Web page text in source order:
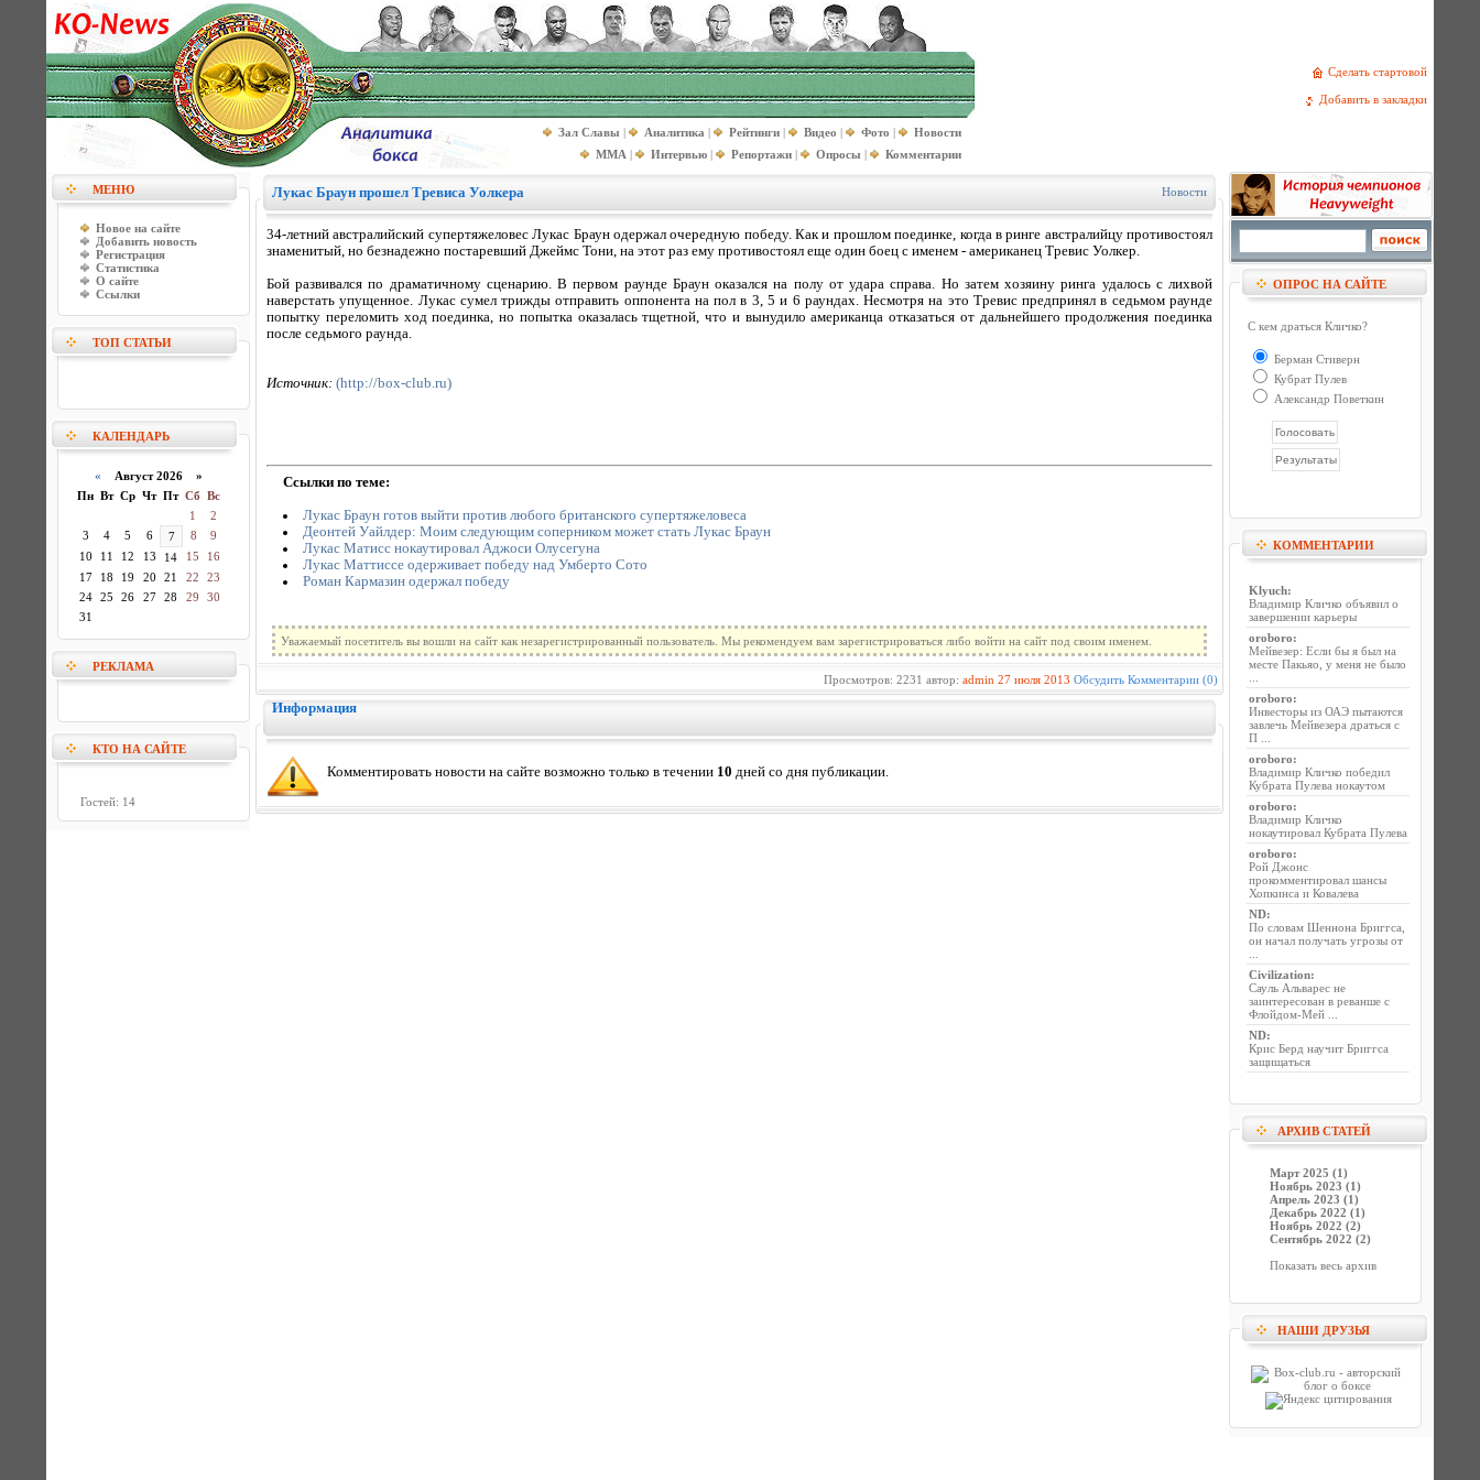
Сделать стартовой
Добавить в закладки
Зал Славы | Аналитика | Рейтинги | Видео | Фото |
Новости
MMA | Интервью | Репортажи | Опросы | Комментарии
МЕНЮ
Новое на сайте
Добавить новость
Регистрация
Статистика
О сайте
Ссылки
ТОП СТАТЬИ
КАЛЕНДАРЬ
« Август 2026 »
Пн Вт Ср Чт Пт Сб Вс
1
2
3
4 5 6 7 8
9
10
11 12 13 14 15
16
17
18 19 20 21 22
23
24
25 26 27 28 29
30
31
РЕКЛАМА
КТО НА САЙТЕ
Гостей: 14
Лукас Браун прошел Тревиса Уолкера Новости
34-летний австралийский супертяжеловес Лукас Браун одержал очередную победу. Как и прошлом поединке, когда в ринге австралийцу противостоял
знаменитый, но безнадежно постаревший Джеймс Тони, на этот раз ему противостоял еще один боец с именем - американец Тревис Уолкер.
Бой развивался по драматичному сценарию. В первом раунде Браун оказался на полу от удара справа. Но затем хозяину ринга удалось с лихвой
наверстать упущенное. Лукас сумел трижды отправить оппонента на пол в 3, 5 и 6 раундах. Несмотря на это Тревис предпринял в седьмом раунде
попытку переломить ход поединка, но попытка оказалась тщетной, что и вынудило американца отказаться от дальнейшего продолжения поединка
после седьмого раунда.
Источник: (http://box-club.ru)
Ссылки по теме:
Лукас Браун готов выйти против любого британского супертяжеловеса
Деонтей Уайлдер: Моим следующим соперником может стать Лукас Браун
Лукас Матисс нокаутировал Аджоси Олусегуна
Лукас Маттиссе одерживает победу над Умберто Сото
Роман Кармазин одержал победу
Уважаемый посетитель вы вошли на сайт как незарегистрированный пользователь. Мы рекомендуем вам зарегистрироваться либо войти на сайт под своим именем.
Просмотров: 2231 автор: admin 27 июля 2013 Обсудить Комментарии (0)
Информация
Комментировать новости на сайте возможно только в течении 10 дней со дня публикации.
ОПРОС НА САЙТЕ
С кем драться Кличко?
Берман Стиверн
Кубрат Пулев
Александр Поветкин
КОММЕНТАРИИ
Klyuch:
Владимир Кличко объявил о
завершении карьеры
oroboro:
Мейвезер: Если бы я был на
месте Пакьяо, у меня не было
oroboro:
Инвесторы из ОАЭ пытаются
завлечь Мейвезера драться с
П ...
oroboro:
Владимир Кличко победил
Кубрата Пулева нокаутом
oroboro:
Владимир Кличко
нокаутировал Кубрата Пулева
oroboro:
Рой Джонс
прокомментировал шансы
Хопкинса и Ковалева
ND:
По словам Шеннона Бриггса,
он начал получать угрозы от
Civilization:
Сауль Альварес не
заинтересован в реванше с
Флойдом-Мей ...
ND:
Крис Берд научит Бриггса
защищаться
АРХИВ СТАТЕЙ
Март 2025 (1)
Ноябрь 2023 (1)
Апрель 2023 (1)
Декабрь 2022 (1)
Ноябрь 2022 (2)
Сентябрь 2022 (2)
Показать весь архив
НАШИ ДРУЗЬЯ